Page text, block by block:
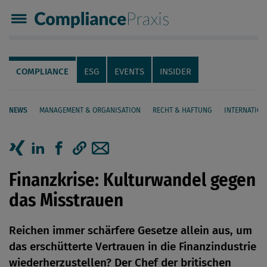
Compliance Praxis
Servicenavigation
Navigation
COMPLIANCE ESG EVENTS INSIDER
NEWS MANAGEMENT & ORGANISATION RECHT & HAFTUNG
Seiteninhalt
Artikel auf Xing teilen
Artikel auf linkedIn teilen
Artikel auf Facebook teilen
Artikellink kopieren
Finanzkrise: Kulturwandel gegen
das Misstrauen
Reichen immer schärfere Gesetze allein aus, um
das erschütterte Vertrauen in die Finanzindustrie
wiederherzustellen? Der Chef der britischen